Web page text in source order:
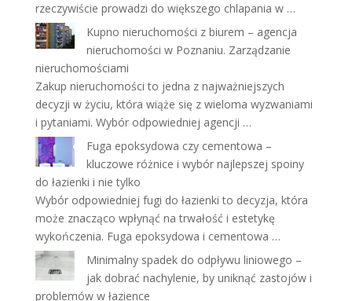
rzeczywiście prowadzi do większego chlapania w …
Kupno nieruchomości z biurem – agencja
nieruchomości w Poznaniu. Zarządzanie
nieruchomościami
Zakup nieruchomości to jedna z najważniejszych
decyzji w życiu, która wiąże się z wieloma wyzwaniami
i pytaniami. Wybór odpowiedniej agencji …
Fuga epoksydowa czy cementowa –
kluczowe różnice i wybór najlepszej spoiny
do łazienki i nie tylko
Wybór odpowiedniej fugi do łazienki to decyzja, która
może znacząco wpłynąć na trwałość i estetykę
wykończenia. Fuga epoksydowa i cementowa …
Minimalny spadek do odpływu liniowego –
jak dobrać nachylenie, by uniknąć zastojów i
problemów w łazience